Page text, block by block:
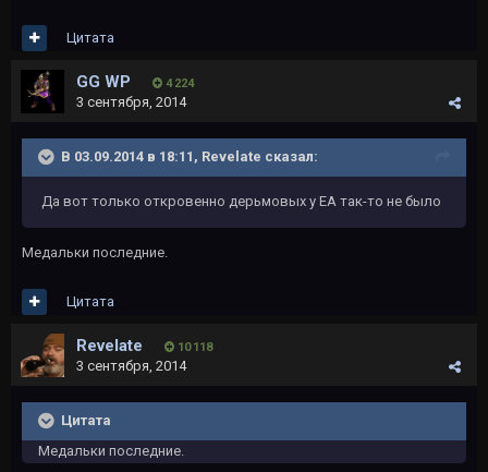
Цитата
GG WP 4 224
3 сентября, 2014
В 03.09.2014 в 18:11, Revelate сказал:
Да вот только откровенно дерьмовых у ЕА так-то не было
Медальки последние.
Цитата
Revelate 10 118
3 сентября, 2014
Цитата
Медальки последние.